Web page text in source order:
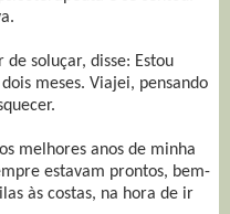
soluçar, disse: Estou
meses. Viajei, pensando
melhores anos de minha
estavam prontos, bem-
às costas, na hora de ir